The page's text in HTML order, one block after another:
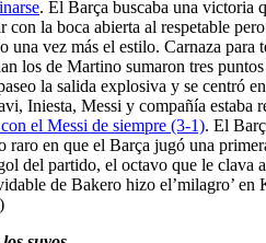
. El Barça buscaba una victoria
la boca abierta al respetable
una vez más el estilo. Carnaza
los de Martino sumaron tres
la salida explosiva y se centró
Iniesta, Messi y compañía
el Messi de siempre (3-1). El
en que el Barça jugó una
del partido, el octavo que le clava
de Bakero hizo el’milagro’